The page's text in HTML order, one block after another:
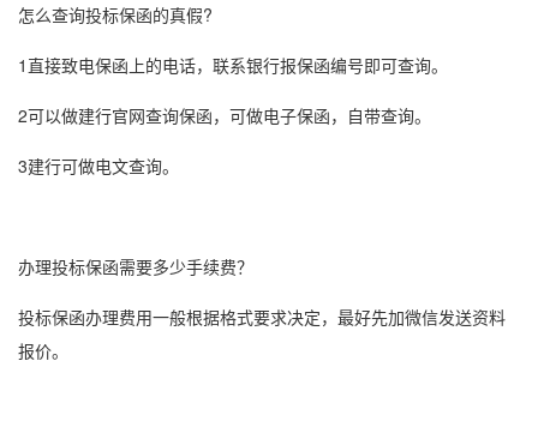
怎么查询投标保函的真假?
1直接致电保函上的电话，联系银行报保函编号即可查询。
2可以做建行官网查询保函，可做电子保函，自带查询。
3建行可做电文查询。
办理投标保函需要多少手续费？
投标保函办理费用一般根据格式要求决定，最好先加微信发送资料
报价。